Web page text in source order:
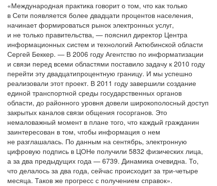
«Международная практика говорит о том, что как только
в Сети появляется более двадцати процентов населения,
начинает формироваться рынок электронных услуг,
и не только правительства, — пояснил директор Центра
информационных систем и технологий Актюбинской области
Сергей Беккер. — В 2006 году Агентство по информатизации
и связи перед всеми областями поставило задачу к 2010 году
перейти эту двадцатипроцентную границу. И мы успешно
реализовали этот проект. В 2011 году завершили создание
единой транспортной среды государственных органов
области, до районного уровня довели широкополосный доступ
закрытых каналов связи общения госорганов. Это
немаловажный момент в плане того, что каждый гражданин
заинтересован в том, чтобы информация о нем
не разглашалась. По данным на сентябрь, электронную
цифровую подпись в ЦОНе получили 5832 физических лица,
а за два предыдущих года — 6739. Динамика очевидна. То,
что делалось за два года, сейчас происходит за три-четыре
месяца. Таков же прогресс с получением справок».